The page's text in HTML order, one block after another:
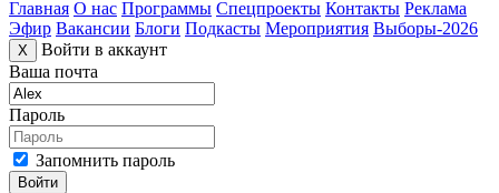
Главная О нас Программы Спецпроекты Контакты Реклама
Эфир Вакансии Блоги Подкасты Мероприятия Выборы-2026
X
Войти в аккаунт
Ваша почта
Пароль
Запомнить пароль
Войти